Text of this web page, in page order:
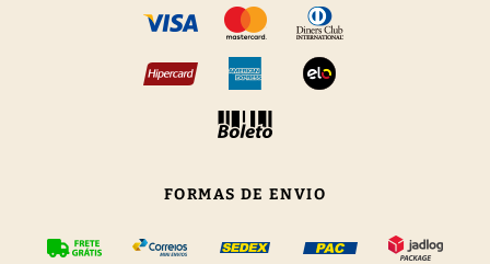
FORMAS DE ENVIO